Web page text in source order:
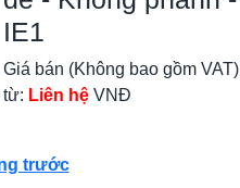
IE1
Giá bán (Không bao gồm VAT)
từ: Liên hệ VNĐ
trước